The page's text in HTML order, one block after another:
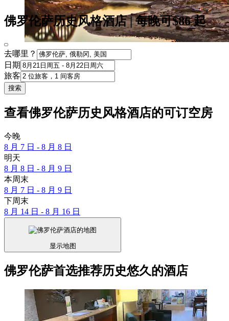
佛罗伦萨历史风格酒店 | 每晚可$86 起
去哪里？
日期
旅客
搜索
查看佛罗伦萨历史风格酒店的可订空房
今晚
8 月 7 日 - 8 月 8 日
明天
8 月 8 日 - 8 月 9 日
本周末
8 月 7 日 - 8 月 9 日
下周末
8 月 14 日 - 8 月 16 日
显示地图
佛罗伦萨首选推荐历史悠久的酒店